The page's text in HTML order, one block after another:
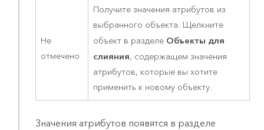
Не
отмечено
Получите значения атрибутов из
выбранного объекта. Щелкните
объект в разделе Объекты для
слияния, содержащем значения
атрибутов, которые вы хотите
применить к новому объекту.
Значения атрибутов появятся в разделе